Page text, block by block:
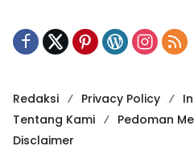
Redaksi Privacy Policy
Tentang Kami
Pedoman
Disclaimer